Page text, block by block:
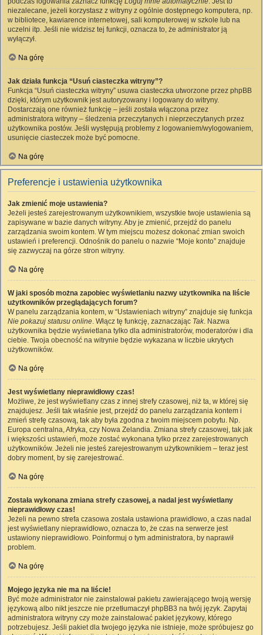
niezalecane, jeżeli korzystasz z witryny z ogólnie dostępnego komputera, np.
w bibliotece, kawiarence internetowej, sali komputerowej w szkole lub na
uczelni itp. Jeśli nie widzisz tej funkcji, oznacza to, że administrator ją
wyłączył.
Na górę
Jak działa funkcja “Usuń ciasteczka witryny”?
Funkcja “Usuń ciasteczka witryny” usuwa ciasteczka utworzone przez phpBB
dzięki, którym użytkownik jest autoryzowany i logowany do witryny.
Dostarczają one również funkcję – jeśli została włączona przez
administratora witryny – śledzenia przeczytanych i nieprzeczytanych przez
użytkownika postów. Jeśli występują problemy z logowaniem/wylogowaniem,
usunięcie ciasteczek może być pomocne.
Na górę
Preferencje i ustawienia użytkownika
Jak zmienić moje ustawienia?
Jeżeli jesteś zarejestrowanym użytkownikiem, wszystkie twoje ustawienia są
zapisywane w bazie danych witryny. Aby je zmienić, przejdź do panelu
zarządzania swoim kontem. W tym miejscu możesz dokonać zmian swoich
ustawień i preferencji. Odnośnik do panelu o nazwie “Moje konto” znajduje
się zazwyczaj na górze stron witryny.
Na górę
W jaki sposób można zapobiec wyświetlaniu nazwy użytkownika na liście
użytkowników przeglądających forum?
W panelu zarządzania kontem, w “Ustawieniach witryny” znajduje się funkcja
Nie pokazuj statusu online. Włącz tę funkcję, zaznaczając Tak. Nazwa
użytkownika będzie wyświetlana tylko dla administratorów, moderatorów i dla
ciebie. Twoja obecność na witrynie będzie wykazana w liczbie ukrytych
użytkowników.
Na górę
Jest wyświetlany nieprawidłowy czas!
Możliwe, że jest wyświetlany czas z innej strefy czasowej, niż ta, w której się
znajdujesz. Jeśli tak właśnie jest, przejdź do panelu zarządzania kontem i
zmień strefę czasową, tak aby była zgodna z twoim miejscem pobytu. Np.
Europa centralna, Afryka, czy Nowa Zelandia. Zmiana strefy czasowej, tak jak
i większości ustawień, może zostać wykonana tylko przez zarejestrowanych
użytkowników. Jeżeli nie jesteś zarejestrowanym użytkownikiem – teraz jest
dobry moment, by się zarejestrować.
Na górę
Została wykonana zmiana strefy czasowej, a nadal jest wyświetlany
nieprawidłowy czas!
Jeżeli na pewno strefa czasowa została ustawiona prawidłowo, a czas nadal
jest wyświetlany nieprawidłowo, oznacza to, że czas na serwerze jest
ustawiony nieprawidłowo. Poinformuj o tym administratora, by naprawił
problem.
Na górę
Mojego języka nie ma na liście!
Być może administrator nie zainstalował pakietu zawierającego twoją wersję
językową albo nikt jeszcze nie przetłumaczył phpBB3 na twój język. Zapytaj
administratora witryny czy może zainstalować pakiet językowy, którego
potrzebujesz. Jeśli pakiet dla twojego języka nie istnieje, może spróbujesz go